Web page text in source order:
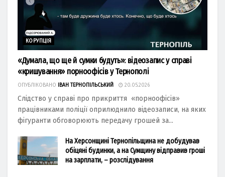
КОРУПЦІЯ
«Думала, що ще й сумки будуть»: відеозапис у справі
«кришування» порноофісів у Тернополі
ОПУБЛІКОВАНО ІВАН ТЕРНОПІЛЬСЬКИЙ 20.05.2026
Слідство у справі про прикриття «порноофісів»
працівниками поліції оприлюднило відеозаписи, на яких
фігуранти обговорюють передачу грошей за...
На Херсонщині Тернопільщина не добудував
обіцяні будинки, а на Сумщину відправив гроші
на зарплати, – розслідування